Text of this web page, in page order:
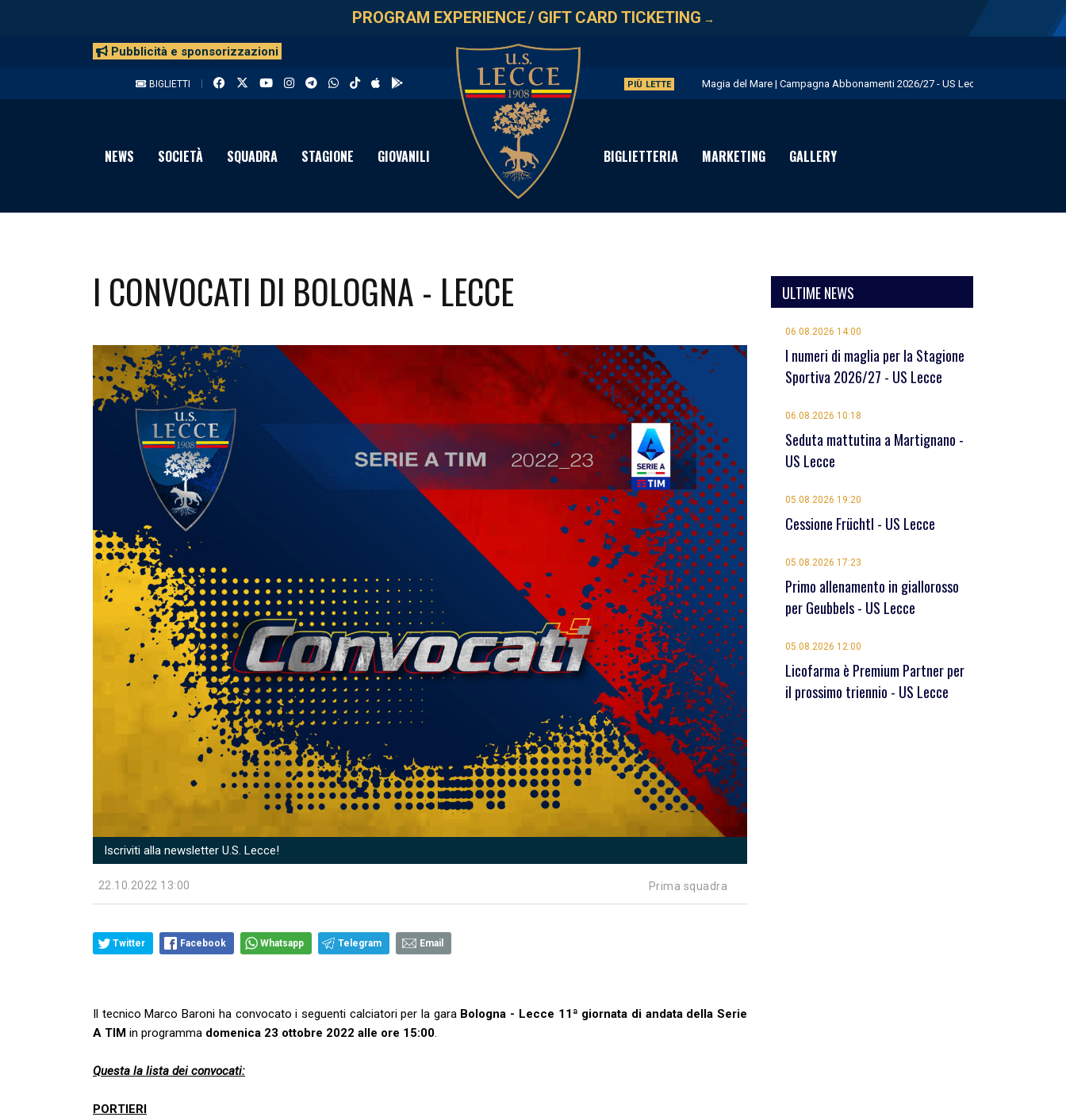
PROGRAM EXPERIENCE/ GIFT CARD TICKETING →
Pubblicità e sponsorizzazioni
BIGLIETTI PIÙ LETTE Magia del Mare | Campagna Abbonamenti 2026/27 - US Lecce
Licofarma è Premium Partner per il prossimo triennio - US Lecce
Seduta mattutina a Martignano - US Lecce
NEWS SOCIETÀ SQUADRA STAGIONE GIOVANILI BIGLIETTERIA MARKETING GALLERY
I CONVOCATI DI BOLOGNA - LECCE
Iscriviti alla newsletter U.S. Lecce!
22.10.2022 13:00 Prima squadra
Twitter Facebook Whatsapp Telegram Email
Il tecnico Marco Baroni ha convocato i seguenti calciatori per la gara Bologna - Lecce 11ª giornata di andata della Serie
A TIM in programma domenica 23 ottobre 2022 alle ore 15:00.
Questa la lista dei convocati:
PORTIERI
ULTIME NEWS
06.08.2026 14:00
I numeri di maglia per la Stagione
Sportiva 2026/27 - US Lecce
06.08.2026 10:18
Seduta mattutina a Martignano -
US Lecce
05.08.2026 19:20
Cessione Früchtl - US Lecce
05.08.2026 17:23
Primo allenamento in giallorosso
per Geubbels - US Lecce
05.08.2026 12:00
Licofarma è Premium Partner per
il prossimo triennio - US Lecce